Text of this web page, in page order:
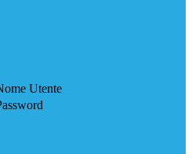
Utente